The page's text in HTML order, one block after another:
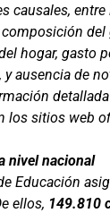
causales,
del
hogar, gasto
ausencia de
los sitios web
nivel nacional
Educación
ellos, 149.810